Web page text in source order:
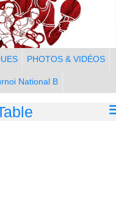
PHOTOS & VIDÉOS
National B